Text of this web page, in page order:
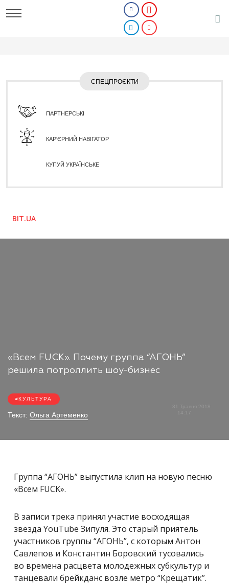
СПЕЦПРОЄКТИ
ПАРТНЕРСЬКІ
КАР'ЄРНИЙ НАВІГАТОР
КУПУЙ УКРАЇНСЬКЕ
BIT.UA
«Всем FUCK». Почему группа “АГОНЬ”
решила потроллить шоу-бизнес
КУЛЬТУРА
Текст: Ольга Артеменко
14:17
Группа “АГОНЬ” выпустила клип на новую песню
«Всем FUCK».
В записи трека принял участие восходящая
звезда YouTube Зипуля. Это старый приятель
участников группы “АГОНЬ”, с которым Антон
Савлепов и Константин Боровский тусовались
во времена расцвета молодежных субкультур и
танцевали брейкданс возле метро “Крещатик”.